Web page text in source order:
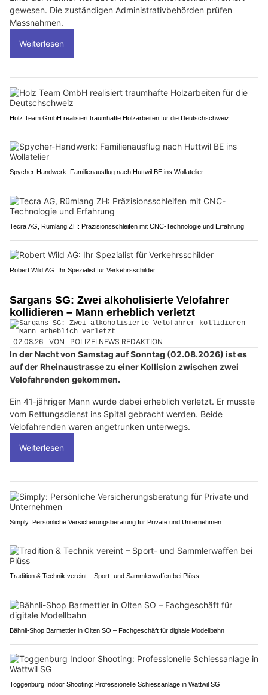
gewesen. Die zuständigen Administrativbehörden prüfen
Massnahmen.
Weiterlesen
Holz Team GmbH realisiert traumhafte Holzarbeiten für die Deutschschweiz
Spycher-Handwerk: Familienausflug nach Huttwil BE ins Wollatelier
Tecra AG, Rümlang ZH: Präzisionsschleifen mit CNC-Technologie und Erfahrung
Robert Wild AG: Ihr Spezialist für Verkehrsschilder
Sargans SG: Zwei alkoholisierte Velofahrer
kollidieren – Mann erheblich verletzt
02.08.26 VON POLIZEI.NEWS REDAKTION
In der Nacht von Samstag auf Sonntag (02.08.2026) ist es
auf der Rheinaustrasse zu einer Kollision zwischen zwei
Velofahrenden gekommen.
Ein 41-jähriger Mann wurde dabei erheblich verletzt. Er musste
vom Rettungsdienst ins Spital gebracht werden. Beide
Velofahrenden waren angetrunken unterwegs.
Weiterlesen
Simply: Persönliche Versicherungsberatung für Private und Unternehmen
Tradition & Technik vereint – Sport- und Sammlerwaffen bei Plüss
Bähnli-Shop Barmettler in Olten SO – Fachgeschäft für digitale Modellbahn
Toggenburg Indoor Shooting: Professionelle Schiessanlage in Wattwil SG